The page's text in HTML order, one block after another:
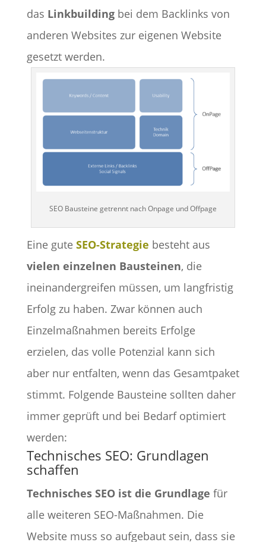
das Linkbuildingbei dem Backlinks von
anderen Websites zur eigenen Website
gesetzt werden.
SEO Bausteine getrennt nach Onpage und Offpage
Eine gute SEO-Strategie besteht aus
vielen einzelnen Bausteinen, die
ineinandergreifen müssen, um langfristig
Erfolg zu haben. Zwar können auch
Einzelmaßnahmen bereits Erfolge
erzielen, das volle Potenzial kann sich
aber nur entfalten, wenn das Gesamtpaket
stimmt. Folgende Bausteine sollten daher
immer geprüft und bei Bedarf optimiert
werden:
Technisches SEO: Grundlagen
schaffen
Technisches SEO ist die Grundlage für
alle weiteren SEO-Maßnahmen. Die
Website muss so aufgebaut sein, dass sie